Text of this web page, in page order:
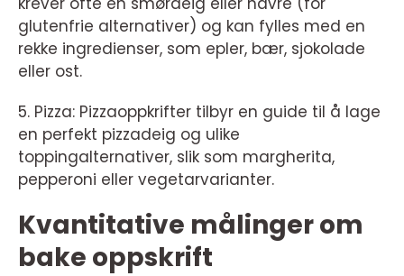
glutenfrie alternativer) og kan fylles med en
rekke ingredienser, som epler, bær, sjokolade
eller ost.
5. Pizza: Pizzaoppkrifter tilbyr en guide til å lage
en perfekt pizzadeig og ulike
toppingalternativer, slik som margherita,
pepperoni eller vegetarvarianter.
Kvantitative målinger om
bake oppskrift